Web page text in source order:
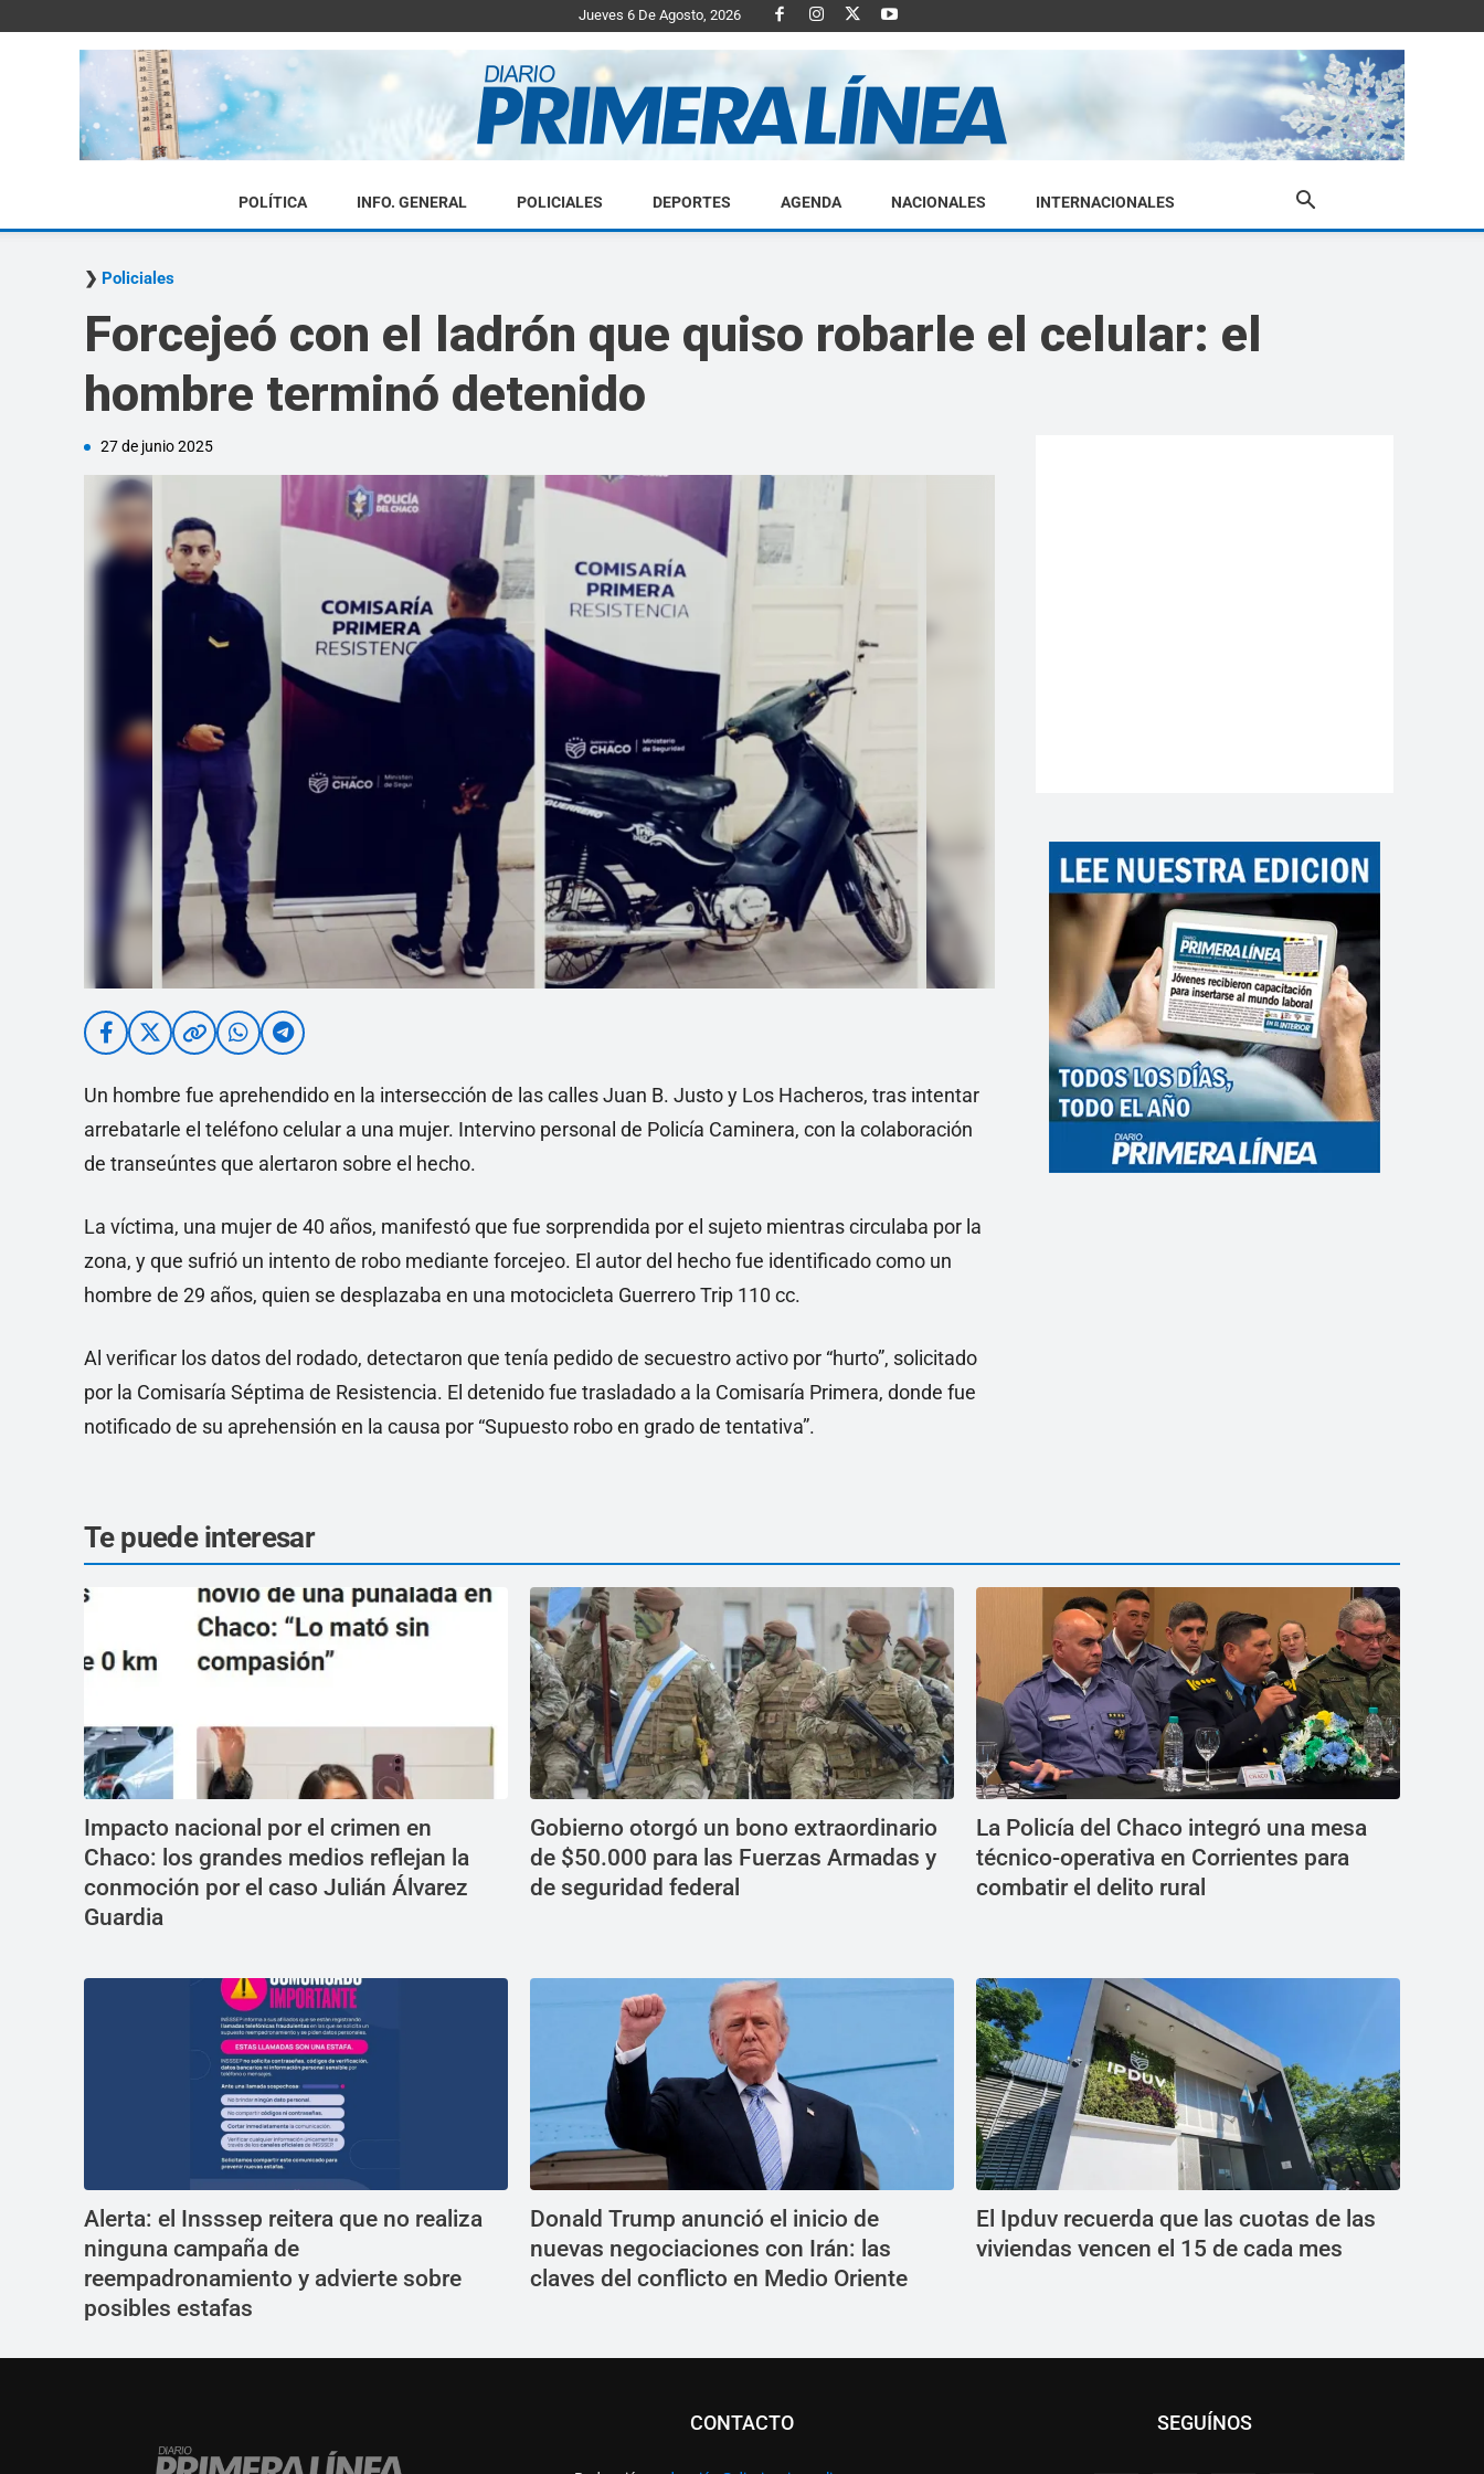
Jueves 6 De Agosto, 2026
Diario
POLÍTICA INFO. GENERAL POLICIALES DEPORTES AGENDA NACIONALES INTERNACIONALES
Policiales
Forcejeó con el ladrón que quiso robarle el celular: el
hombre terminó detenido
27 de junio 2025
Un hombre fue aprehendido en la intersección de las calles Juan B. Justo y Los Hacheros, tras intentar
arrebatarle el teléfono celular a una mujer. Intervino personal de Policía Caminera, con la colaboración
de transeúntes que alertaron sobre el hecho.
La víctima, una mujer de 40 años, manifestó que fue sorprendida por el sujeto mientras circulaba por la
zona, y que sufrió un intento de robo mediante forcejeo. El autor del hecho fue identificado como un
hombre de 29 años, quien se desplazaba en una motocicleta Guerrero Trip 110 cc.
Al verificar los datos del rodado, detectaron que tenía pedido de secuestro activo por “hurto”, solicitado
por la Comisaría Séptima de Resistencia. El detenido fue trasladado a la Comisaría Primera, donde fue
notificado de su aprehensión en la causa por “Supuesto robo en grado de tentativa”.
Te puede interesar
Impacto nacional por el crimen en
Chaco: los grandes medios reflejan la
conmoción por el caso Julián Álvarez
Guardia
Gobierno otorgó un bono extraordinario
de $50.000 para las Fuerzas Armadas y
de seguridad federal
La Policía del Chaco integró una mesa
técnico-operativa en Corrientes para
combatir el delito rural
Alerta: el Insssep reitera que no realiza
ninguna campaña de
reempadronamiento y advierte sobre
posibles estafas
Donald Trump anunció el inicio de
nuevas negociaciones con Irán: las
claves del conflicto en Medio Oriente
El Ipduv recuerda que las cuotas de las
viviendas vencen el 15 de cada mes
CONTACTO SEGUÍNOS